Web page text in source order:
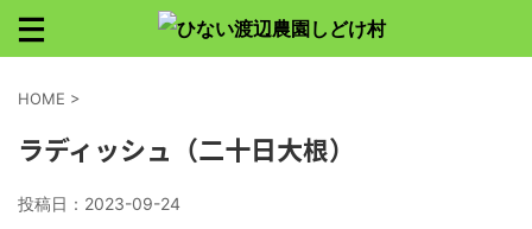
HOME >
ラディッシュ（二十日大根）
投稿日： 2023-09-24